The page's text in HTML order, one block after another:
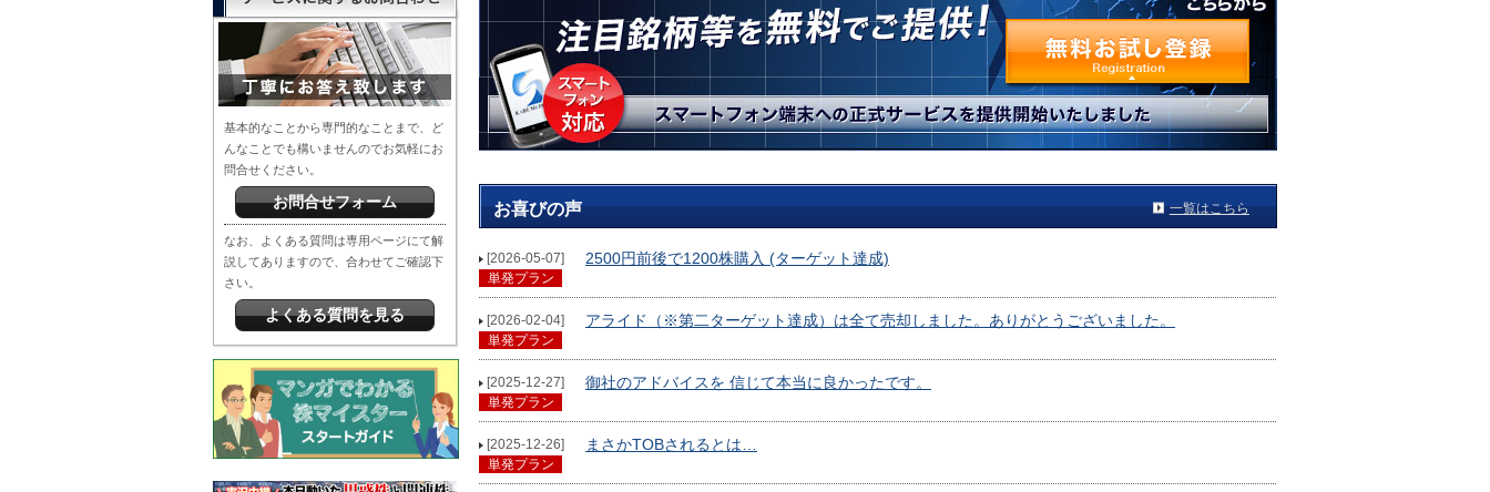
基本的なことから専門的なことまで、ど
んなことでも構いませんのでお気軽にお
問合せください。
お問合せフォーム
なお、よくある質問は専用ページにて解
説してありますので、合わせてご確認下
さい。
よくある質問を見る
お喜びの声 一覧はこちら
[2026-05-07]
単発プラン
2500円前後で1200株購入 (ターゲット達成)
[2026-02-04]
単発プラン
アライド（※第二ターゲット達成）は全て売却しました。ありがとうございました。
[2025-12-27]
単発プラン
御社のアドバイスを 信じて本当に良かったです。
[2025-12-26]
単発プラン
まさかTOBされるとは…